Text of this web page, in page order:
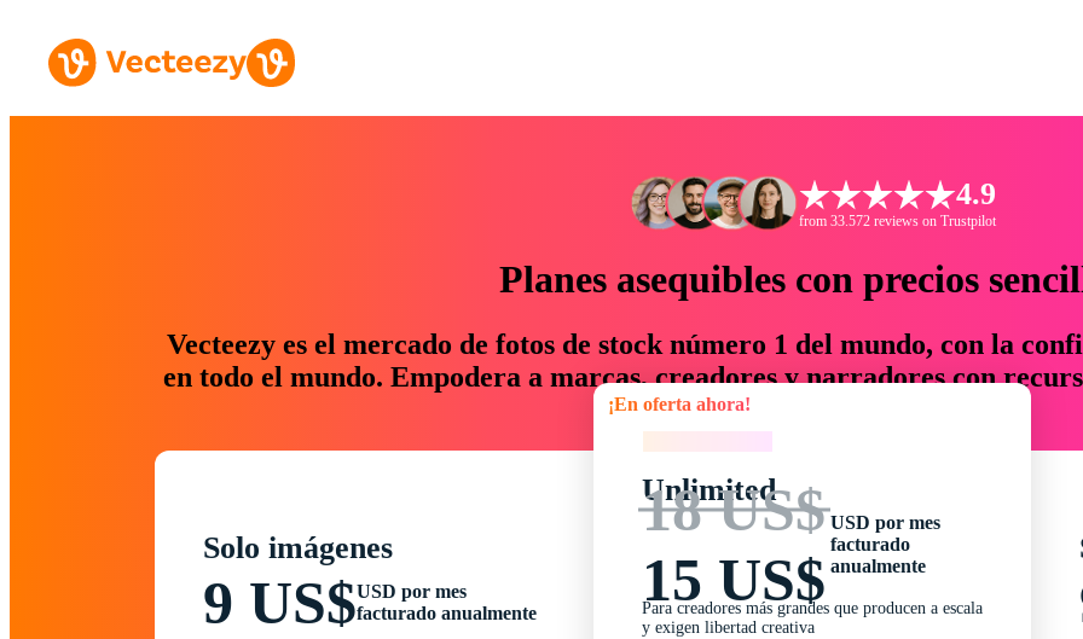
4.9
from 33.572 reviews on Trustpilot
Planes asequibles con precios
Vecteezy es el mercado de fotos de stock número 1 del mundo, con la
en todo el mundo. Empodera a marcas, creadores y narradores con
un 76 % en tiempo y presupuesto.
Solo imágenes
9 US$USD por mes
facturado anualmente
¡En oferta ahora!
Unlimited
18 US$
15 US$
USD por mes
facturado
anualmente
Para creadores más grandes que producen a escala
y exigen libertad creativa